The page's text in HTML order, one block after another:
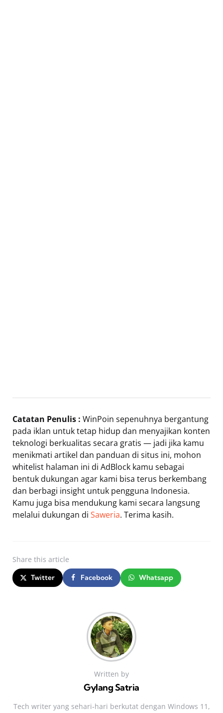
Catatan Penulis : WinPoin sepenuhnya bergantung
pada iklan untuk tetap hidup dan menyajikan konten
teknologi berkualitas secara gratis — jadi jika kamu
menikmati artikel dan panduan di situs ini, mohon
whitelist halaman ini di AdBlock kamu sebagai
bentuk dukungan agar kami bisa terus berkembang
dan berbagi insight untuk pengguna Indonesia.
Kamu juga bisa mendukung kami secara langsung
melalui dukungan di Saweria. Terima kasih.
Share this article
Twitter Facebook Whatsapp
Written by
Gylang Satria
Tech writer yang sehari‑hari berkutat dengan Windows 11,